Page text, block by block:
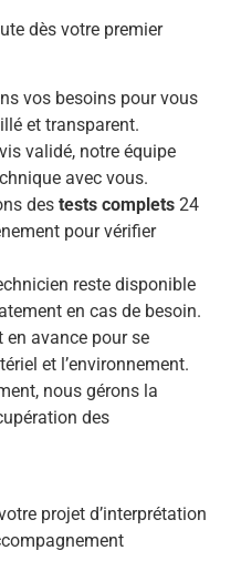
dès votre premier
vos besoins pour vous
et transparent.
validé, notre équipe
avec vous.
des tests complets 24
pour vérifier
reste disponible
en cas de besoin.
en avance pour se
et l’environnement.
nous gérons la
des
projet d’interprétation